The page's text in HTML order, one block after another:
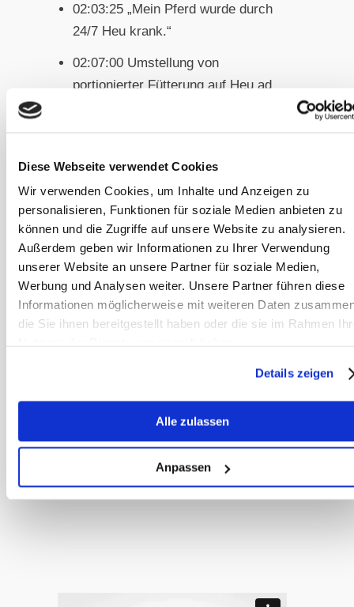
Diese Webseite verwendet Cookies
Wir verwenden Cookies, um Inhalte und Anzeigen zu
personalisieren, Funktionen für soziale Medien anbieten zu
können und die Zugriffe auf unsere Website zu analysieren.
Außerdem geben wir Informationen zu Ihrer Verwendung
unserer Website an unsere Partner für soziale Medien,
Werbung und Analysen weiter. Unsere Partner führen diese
Informationen möglicherweise mit weiteren Daten
die Sie ihnen bereitgestellt haben oder die sie im Rahmen
Details zeigen
Alle zulassen
Anpassen
02:03:25 „Mein Pferd wurde durch
24/7 Heu krank.“
02:07:00 Umstellung von
portionierter Fütterung auf Heu ad
02:11:00 Was tun bei
nährstoffarmem Heu? Reicht da ein
Mineralfutter?
02:13:00 Schlusswort und die Frage
„wie überzeuge ich anderer von Heu
und davon, dass die Pferde es
immer zur Verfügung haben?“